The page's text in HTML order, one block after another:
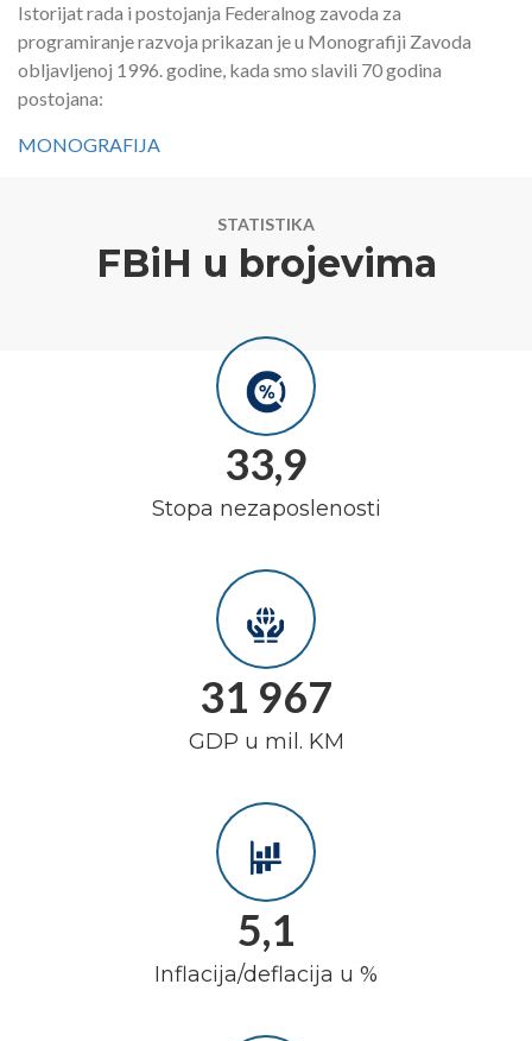
Istorijat rada i postojanja Federalnog zavoda za
programiranje razvoja prikazan je u Monografiji Zavoda
obljavljenoj 1996. godine, kada smo slavili 70 godina
postojana:
MONOGRAFIJA
STATISTIKA
FBiH u brojevima
33,9
Stopa nezaposlenosti
31 967
GDP u mil. KM
5,1
Inflacija/deflacija u %